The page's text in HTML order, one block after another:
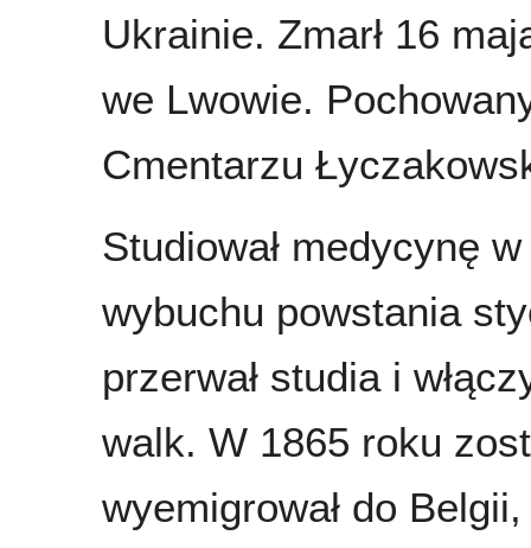
Ukrainie. Zmarł 16
we Lwowie.
Cmentarzu
Studiował medycynę
wybuchu powstania
przerwał studia i
walk. W 1865 roku
wyemigrował do